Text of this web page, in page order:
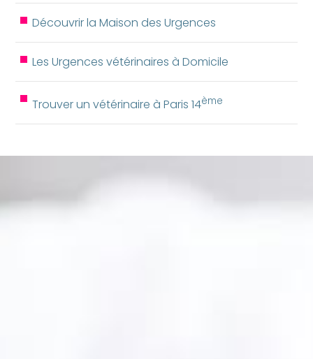
Découvrir la Maison des Urgences
Les Urgences vétérinaires à Domicile
Trouver un vétérinaire à Paris 14ème